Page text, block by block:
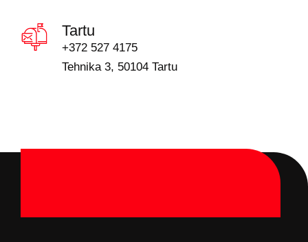
Tartu
+372 527 4175
Tehnika 3, 50104 Tartu